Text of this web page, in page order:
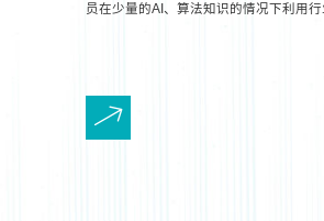
员在少量的AI、算法知识的情况下利用